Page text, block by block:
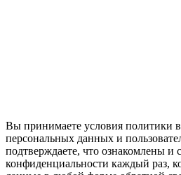
Вы принимаете условия политики
персональных данных и
подтверждаете, что ознакомлены и
конфиденциальности каждый раз,